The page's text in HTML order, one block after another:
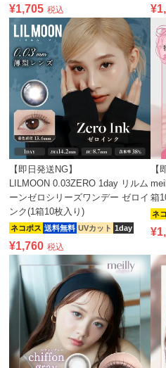
¥1,705 税込 ¥
【即日発送NG】
LILMOON 0.03ZERO 1day リルム
ーンゼロシリーズワンデー ゼロイ
ンク(1箱10枚入り)
ネコポス 送料無料 UVカット 1day
¥1,760 税込
【
箱
ネ
¥